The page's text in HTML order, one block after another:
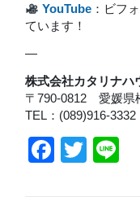
YouTube ：ビフ
ています！
—
株式会社カタリナハ
〒790-0812 愛媛県
TEL：(089)916-3332